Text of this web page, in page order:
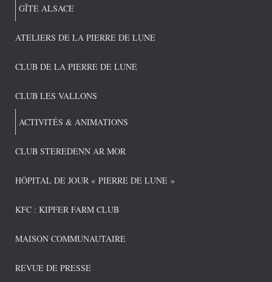
GÎTE ALSACE
ATELIERS DE LA PIERRE DE LUNE
CLUB DE LA PIERRE DE LUNE
CLUB LES VALLONS
ACTIVITÉS & ANIMATIONS
CLUB STEREDENN AR MOR
HÔPITAL DE JOUR « PIERRE DE LUNE »
KFC : KIPFER FARM CLUB
MAISON COMMUNAUTAIRE
REVUE DE PRESSE